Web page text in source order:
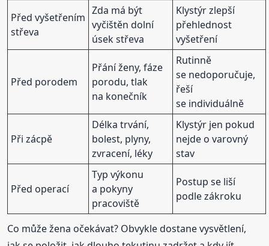
Před vyšetřením
střeva
Zda má být
vyčištěn dolní
úsek střeva
Klystýr zlepší
přehlednost
vyšetření
Před porodem
Přání ženy, fáze
porodu, tlak
na konečník
Rutinně
se nedoporučuje,
řeší
se individuálně
Při zácpě
Délka trvání,
bolest, plyny,
zvracení, léky
Klystýr jen pokud
nejde o varovný
stav
Před operací
Typ výkonu
a pokyny
pracoviště
Postup se liší
podle zákroku
Co může žena očekávat? Obvykle dostane vysvětlení,